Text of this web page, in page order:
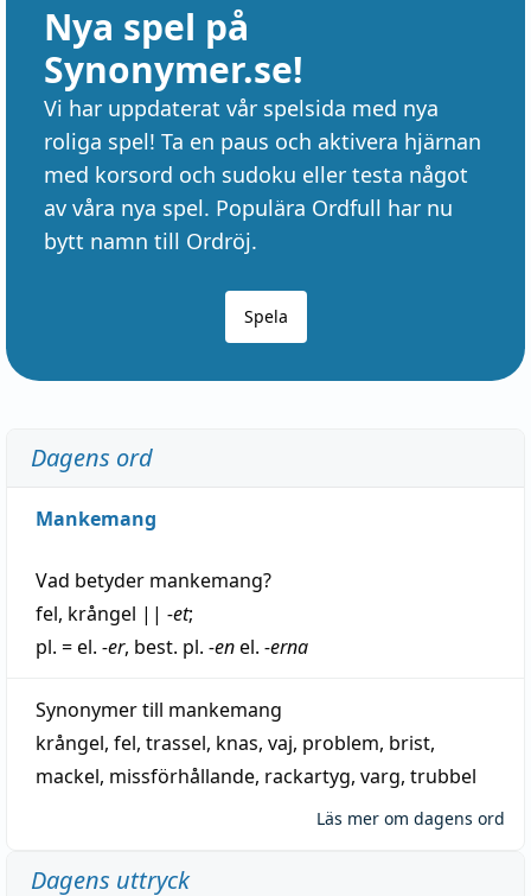
Nya spel på
Synonymer.se!
Vi har uppdaterat vår spelsida med nya
roliga spel! Ta en paus och aktivera hjärnan
med korsord och sudoku eller testa något
av våra nya spel. Populära Ordfull har nu
bytt namn till Ordröj.
Spela
Dagens ord
Mankemang
Vad betyder mankemang?
fel, krångel || -et;
pl. = el. -er, best. pl. -enel. -erna
Synonymer till mankemang
krångel, fel, trassel, knas, vaj, problem, brist,
mackel, missförhållande, rackartyg, varg, trubbel
Läs mer om dagens ord
Dagens uttryck